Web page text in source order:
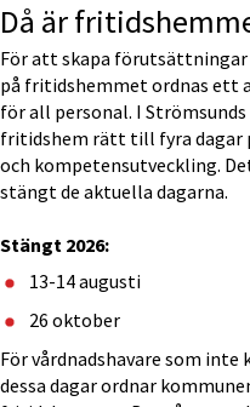
Då är
För att skapa förutsättningar
på fritidshemmet ordnas ett
för all personal. I
fritidshem rätt till fyra dagar
och kompetensutveckling.
stängt de aktuella dagarna.
Stängt 2026:
13-14 augusti
26 oktober
För vårdnadshavare som
dessa dagar ordnar